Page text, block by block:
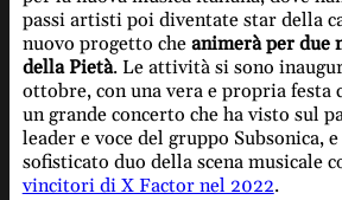
passi artisti poi diventate star della
nuovo progetto che animerà per due
della Pietà. Le attività si sono
ottobre, con una vera e propria festa
un grande concerto che ha visto sul
leader e voce del gruppo Subsonica, e
sofisticato duo della scena musicale
vincitori di X Factor nel 2022.